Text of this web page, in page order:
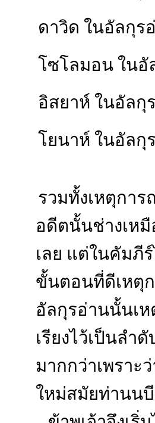
ดาวิด ในอัลกุร
โซโลมอน ใน
อิสยาห์ ในอัลกุ
โยนาห์ ในอัลกุ
รวมทั้งเหตุกา
อดีตนั้นช่างเห
เลย แต่ในคัมภี
ขั้นตอนที่ดีเหตุ
อัลกุรอ่านนั้นเ
เรียงไว้เป็นล
มากกว่าเพราะ
ใหม่สมัยท่านน